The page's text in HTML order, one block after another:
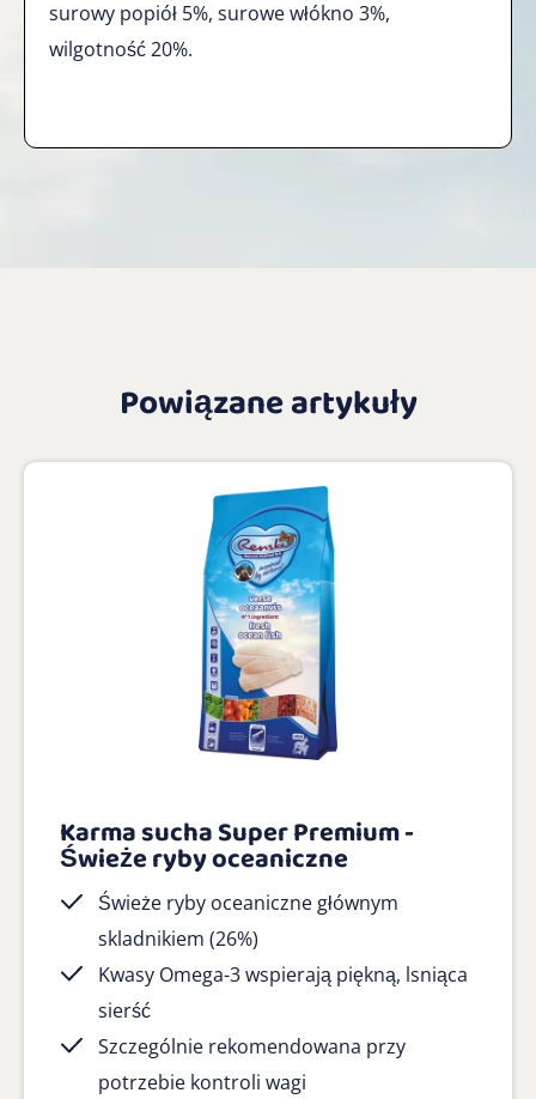
surowy popiół 5%, surowe włókno 3%,
wilgotność 20%.
Powiązane artykuły
Karma sucha Super Premium -
Świeże ryby oceaniczne
Świeże ryby oceaniczne głównym
skladnikiem (26%)
Kwasy Omega-3 wspierają piękną, lsniąca
sierść
Szczególnie rekomendowana przy
potrzebie kontroli wagi